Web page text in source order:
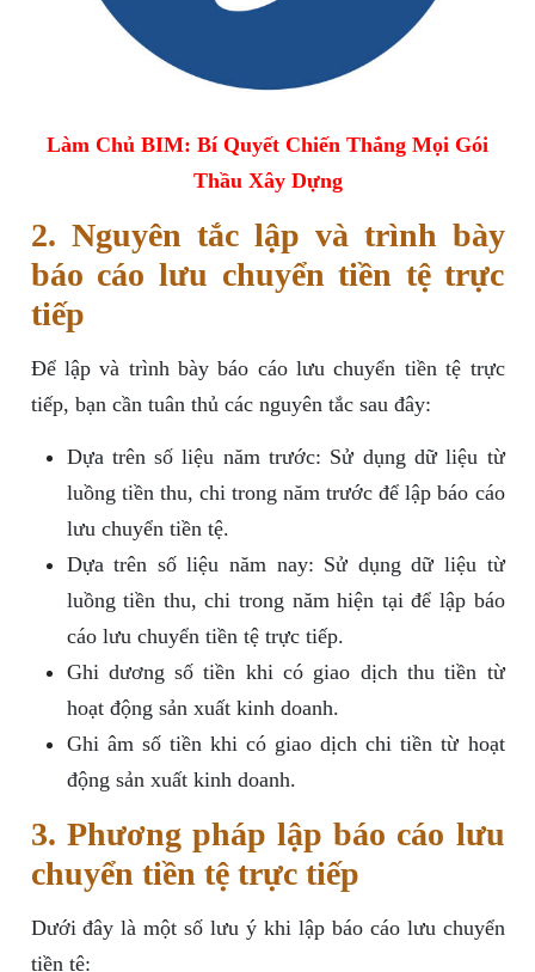
Làm Chủ BIM: Bí Quyết Chiến Thắng Mọi Gói
Thầu Xây Dựng
2. Nguyên tắc lập và trình bày
báo cáo lưu chuyển tiền tệ trực
tiếp
Để lập và trình bày báo cáo lưu chuyển tiền tệ trực
tiếp, bạn cần tuân thủ các nguyên tắc sau đây:
Dựa trên số liệu năm trước: Sử dụng dữ liệu từ
luồng tiền thu, chi trong năm trước để lập báo cáo
lưu chuyển tiền tệ.
Dựa trên số liệu năm nay: Sử dụng dữ liệu từ
luồng tiền thu, chi trong năm hiện tại để lập báo
cáo lưu chuyển tiền tệ trực tiếp.
Ghi dương số tiền khi có giao dịch thu tiền từ
hoạt động sản xuất kinh doanh.
Ghi âm số tiền khi có giao dịch chi tiền từ hoạt
động sản xuất kinh doanh.
3. Phương pháp lập báo cáo lưu
chuyển tiền tệ trực tiếp
Dưới đây là một số lưu ý khi lập báo cáo lưu chuyển
tiền tệ: